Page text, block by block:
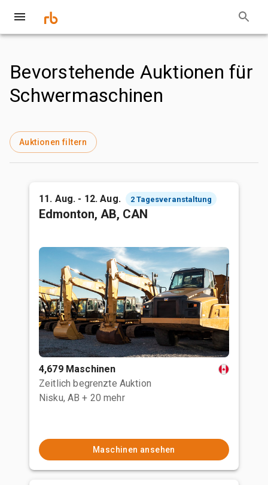
Bevorstehende Auktionen für
Schwermaschinen
Auktionen filtern
11. Aug. - 12. Aug. 2 Tagesveranstaltung
Edmonton, AB, CAN
4,679 Maschinen
Zeitlich begrenzte Auktion
Nisku, AB + 20 mehr
Maschinen ansehen